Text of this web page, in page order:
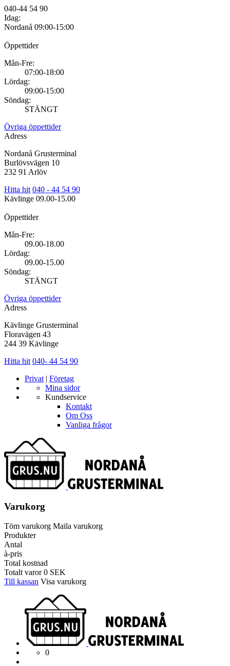
040-44 54 90
Idag:
Nordanå 09:00-15:00
Öppettider
Mån-Fre:
07:00-18:00
Lördag:
09:00-15:00
Söndag:
STÄNGT
Övriga öppettider
Adress
Nordanå Grusterminal
Burlövsvägen 10
232 91 Arlöv
Hitta hit 040 - 44 54 90
Kävlinge 09.00-15.00
Öppettider
Mån-Fre:
09.00-18.00
Lördag:
09.00-15.00
Söndag:
STÄNGT
Övriga öppettider
Adress
Kävlinge Grusterminal
Floravägen 43
244 39 Kävlinge
Hitta hit 040- 44 54 90
Privat | Företag
Mina sidor
Kundservice
Kontakt
Om Oss
Vanliga frågor
Varukorg
Töm varukorg Maila varukorg
Produkter
Antal
à-pris
Total kostnad
Totalt varor0 SEK
Till kassan Visa varukorg
0